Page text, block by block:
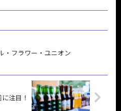
・フラワー・ユニオン
注目！